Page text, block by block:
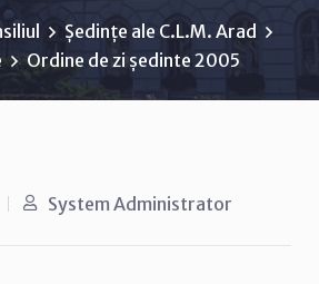
Ședințe ale C.L.M. Arad
Ordine de zi ședinte 2005
System Administrator